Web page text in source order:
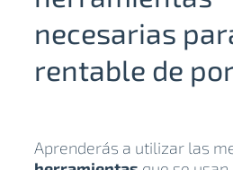
necesarias
rentable de
Aprenderás a utilizar las